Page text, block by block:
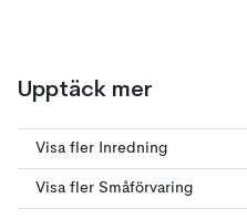
Upptäck mer
Visa fler Inredning
Visa fler Småförvaring